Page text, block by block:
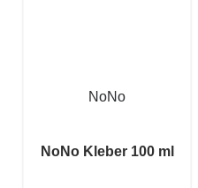
NoNo
NoNo Kleber 100 ml